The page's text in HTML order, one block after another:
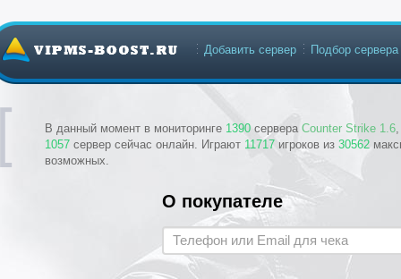
В данный момент в мониторинге 1390 сервера Counter Strike 1.6
1057 сервер сейчас онлайн. Играют 11717 игроков из 30562
возможных.
Добавить сервер Подбор сервера
О покупателе